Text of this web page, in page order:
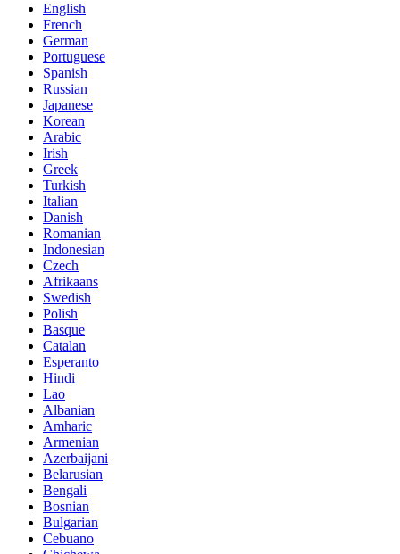
English
French
German
Portuguese
Spanish
Russian
Japanese
Korean
Arabic
Irish
Greek
Turkish
Italian
Danish
Romanian
Indonesian
Czech
Afrikaans
Swedish
Polish
Basque
Catalan
Esperanto
Hindi
Lao
Albanian
Amharic
Armenian
Azerbaijani
Belarusian
Bengali
Bosnian
Bulgarian
Cebuano